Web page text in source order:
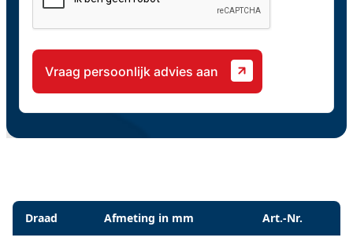
Specificaties
Draad Afmeting in mm Art.-Nr.